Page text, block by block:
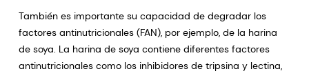
También es importante su capacidad de degradar los
factores antinutricionales (FAN), por ejemplo, de la harina
de soya. La harina de soya contiene diferentes factores
antinutricionales como los inhibidores de tripsina y lectina,